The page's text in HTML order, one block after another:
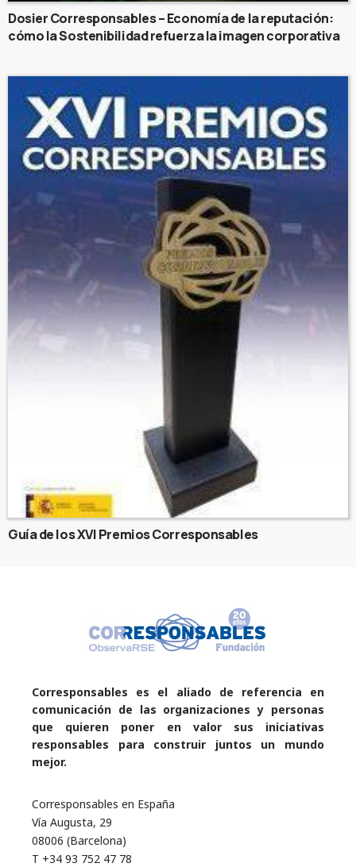
Dosier Corresponsables – Economía de la reputación:
cómo la Sostenibilidad refuerza la imagen corporativa
Guía de los XVI Premios Corresponsables
Corresponsables es el aliado de referencia en
comunicación de las organizaciones y personas
que quieren poner en valor sus iniciativas
responsables para construir juntos un mundo
mejor.
Corresponsables en España
Vía Augusta, 29
08006 (Barcelona)
T +34 93 752 47 78